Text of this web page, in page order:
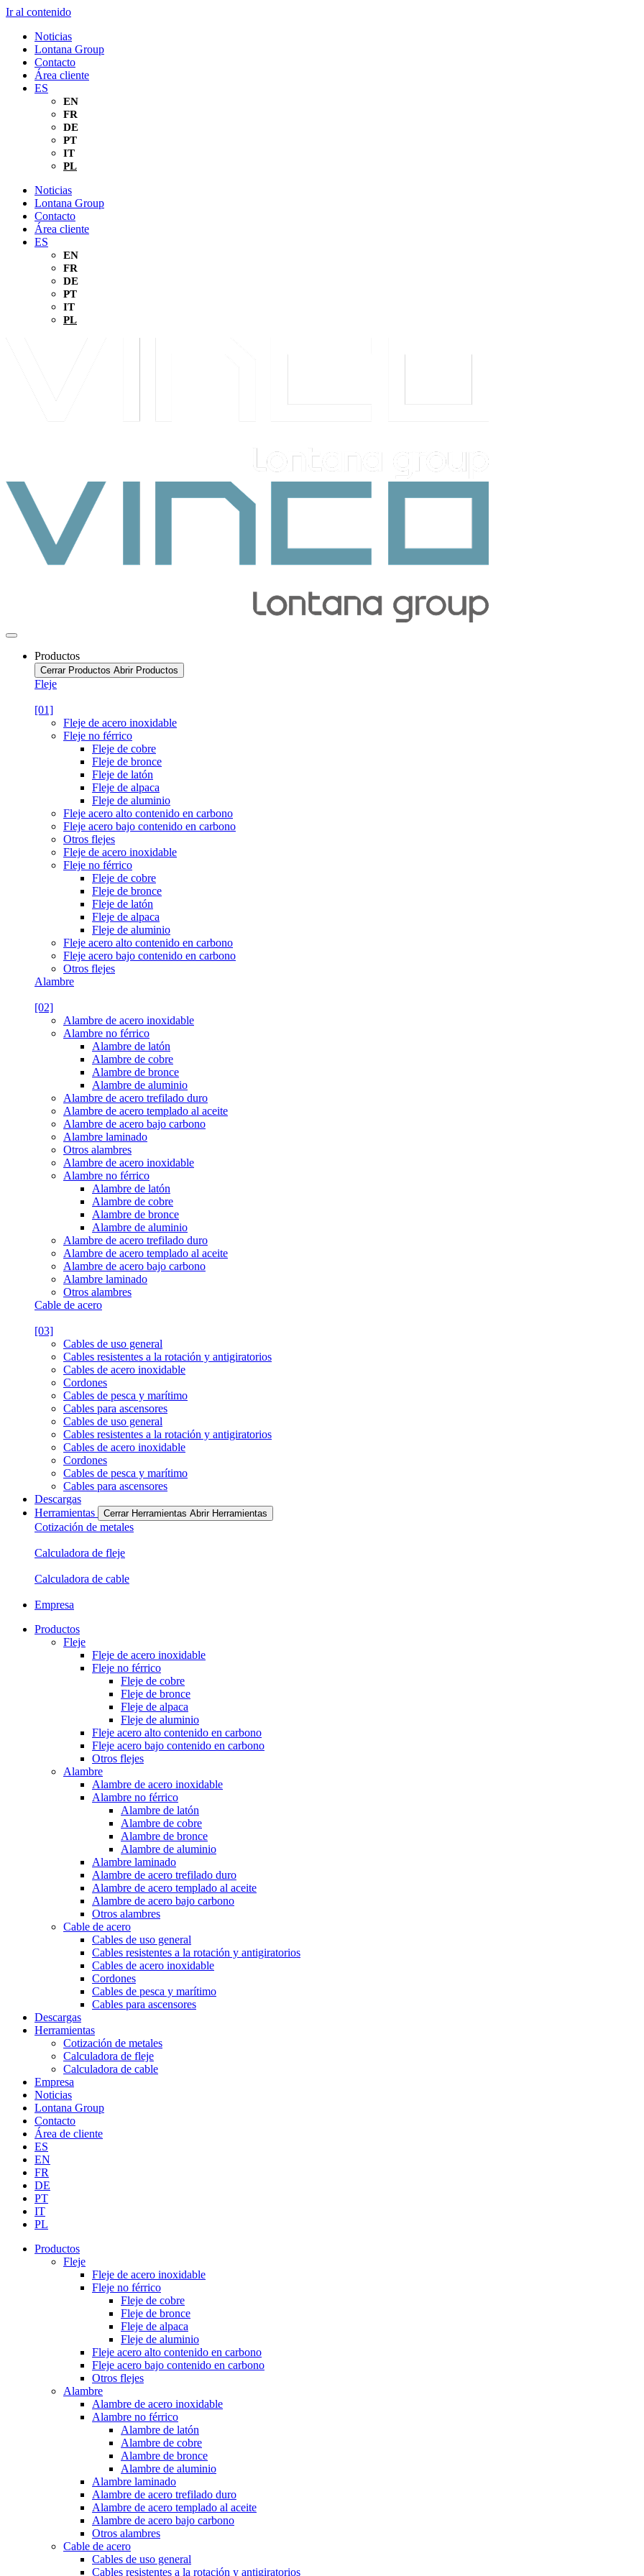
Ir al contenido
Noticias
Lontana Group
Contacto
Área cliente
ES
EN
FR
DE
PT
IT
PL
Noticias
Lontana Group
Contacto
Área cliente
ES
EN
FR
DE
PT
IT
PL
Productos
Cerrar Productos Abrir Productos
Fleje
[01]
Fleje de acero inoxidable
Fleje no férrico
Fleje de cobre
Fleje de bronce
Fleje de latón
Fleje de alpaca
Fleje de aluminio
Fleje acero alto contenido en carbono
Fleje acero bajo contenido en carbono
Otros flejes
Fleje de acero inoxidable
Fleje no férrico
Fleje de cobre
Fleje de bronce
Fleje de latón
Fleje de alpaca
Fleje de aluminio
Fleje acero alto contenido en carbono
Fleje acero bajo contenido en carbono
Otros flejes
Alambre
[02]
Alambre de acero inoxidable
Alambre no férrico
Alambre de latón
Alambre de cobre
Alambre de bronce
Alambre de aluminio
Alambre de acero trefilado duro
Alambre de acero templado al aceite
Alambre de acero bajo carbono
Alambre laminado
Otros alambres
Alambre de acero inoxidable
Alambre no férrico
Alambre de latón
Alambre de cobre
Alambre de bronce
Alambre de aluminio
Alambre de acero trefilado duro
Alambre de acero templado al aceite
Alambre de acero bajo carbono
Alambre laminado
Otros alambres
Cable de acero
[03]
Cables de uso general
Cables resistentes a la rotación y antigiratorios
Cables de acero inoxidable
Cordones
Cables de pesca y marítimo
Cables para ascensores
Cables de uso general
Cables resistentes a la rotación y antigiratorios
Cables de acero inoxidable
Cordones
Cables de pesca y marítimo
Cables para ascensores
Descargas
Herramientas
Cerrar Herramientas Abrir Herramientas
Cotización de metales
Calculadora de fleje
Calculadora de cable
Empresa
Productos
Fleje
Fleje de acero inoxidable
Fleje no férrico
Fleje de cobre
Fleje de bronce
Fleje de alpaca
Fleje de aluminio
Fleje acero alto contenido en carbono
Fleje acero bajo contenido en carbono
Otros flejes
Alambre
Alambre de acero inoxidable
Alambre no férrico
Alambre de latón
Alambre de cobre
Alambre de bronce
Alambre de aluminio
Alambre laminado
Alambre de acero trefilado duro
Alambre de acero templado al aceite
Alambre de acero bajo carbono
Otros alambres
Cable de acero
Cables de uso general
Cables resistentes a la rotación y antigiratorios
Cables de acero inoxidable
Cordones
Cables de pesca y marítimo
Cables para ascensores
Descargas
Herramientas
Cotización de metales
Calculadora de fleje
Calculadora de cable
Empresa
Noticias
Lontana Group
Contacto
Área de cliente
ES
EN
FR
DE
PT
IT
PL
Productos
Fleje
Fleje de acero inoxidable
Fleje no férrico
Fleje de cobre
Fleje de bronce
Fleje de alpaca
Fleje de aluminio
Fleje acero alto contenido en carbono
Fleje acero bajo contenido en carbono
Otros flejes
Alambre
Alambre de acero inoxidable
Alambre no férrico
Alambre de latón
Alambre de cobre
Alambre de bronce
Alambre de aluminio
Alambre laminado
Alambre de acero trefilado duro
Alambre de acero templado al aceite
Alambre de acero bajo carbono
Otros alambres
Cable de acero
Cables de uso general
Cables resistentes a la rotación y antigiratorios